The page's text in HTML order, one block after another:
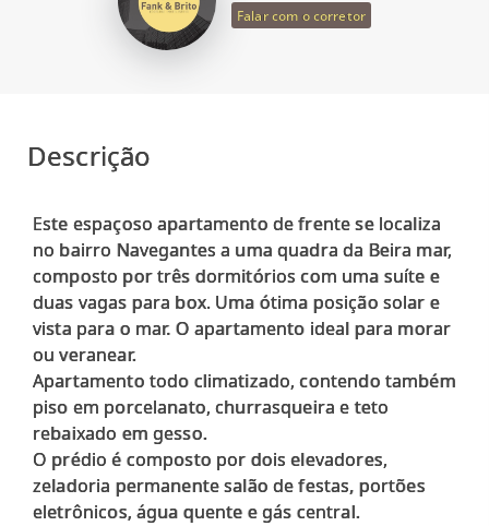
Falar com o corretor
Descrição
Este espaçoso apartamento de frente se localiza
no bairro Navegantes a uma quadra da Beira mar,
composto por três dormitórios com uma suíte e
duas vagas para box. Uma ótima posição solar e
vista para o mar. O apartamento ideal para morar
ou veranear.
Apartamento todo climatizado, contendo também
piso em porcelanato, churrasqueira e teto
rebaixado em gesso.
O prédio é composto por dois elevadores,
zeladoria permanente salão de festas, portões
eletrônicos, água quente e gás central.